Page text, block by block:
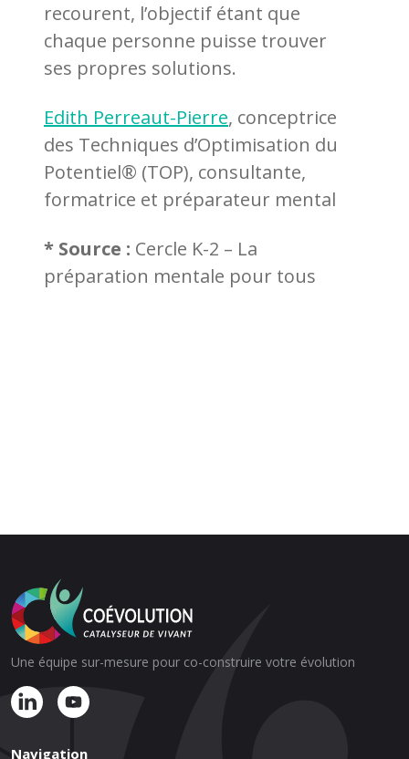
recourent, l’objectif étant que
chaque personne puisse trouver
ses propres solutions.
Edith Perreaut-Pierre, conceptrice
des Techniques d’Optimisation du
Potentiel® (TOP), consultante,
formatrice et préparateur mental
* Source : Cercle K-2 – La
préparation mentale pour tous
Une équipe sur-mesure pour co-construire votre évolution
Navigation